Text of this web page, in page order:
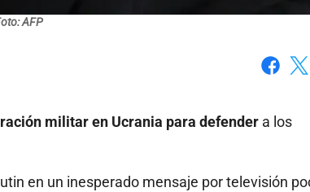
AFP
militar en Ucrania para defender a los
en un inesperado mensaje por televisión